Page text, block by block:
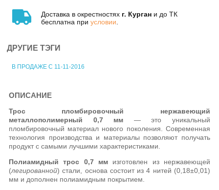
Доставка в окрестностях г. Курган и до ТК
бесплатна при условии
ДРУГИЕ ТЭГИ
В ПРОДАЖЕ С 11-11-2016
ОПИСАНИЕ
Трос пломбировочный нержавеющий
металлополимерный 0,7 мм — это уникальный
пломбировочный материал нового поколения. Современная
технология производства и материалы позволяют получать
продукт с самыми лучшими характеристиками.
Полиамидный трос 0,7 ммизготовлен из нержавеющей
(легированной) стали, основа состоит из 4 нитей (0,18±0,01)
мм и дополнен полиамидным покрытием.